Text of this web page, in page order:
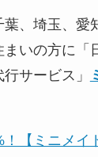
、埼玉、愛
いの方に「
サービス」
！【ミニメイ